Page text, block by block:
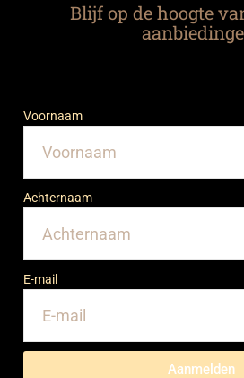
Blijf op de hoogte
Voornaam
Achternaam
E-mail
Aanmelden